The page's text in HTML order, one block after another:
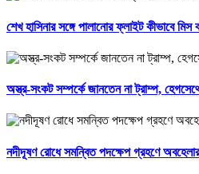
শেখ হাসিনার সঙ্গে পালানোর ফ্লাইট কীভাবে
অস্ত্র-সংকট সম্পর্কে জানতেন না ট্রাম্প,
নদীদূষণ রোধে সমন্বিত পদক্ষেপ গ্রহণে